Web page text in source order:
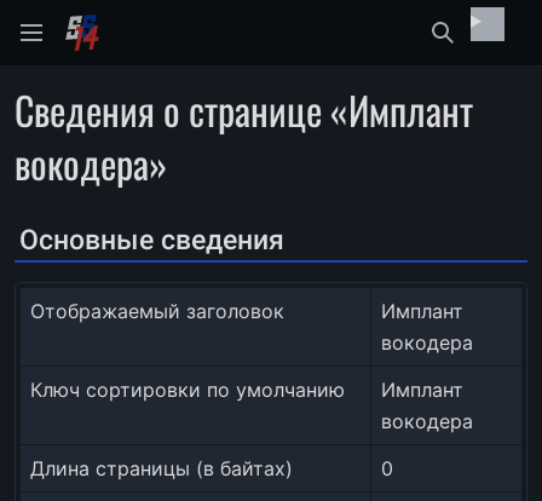
Найти
Сведения о странице «Имплант
вокодера»
Основные сведения
Отображаемый заголовок
Имплант
вокодера
Ключ сортировки по умолчанию
Имплант
вокодера
Длина страницы (в байтах)
0